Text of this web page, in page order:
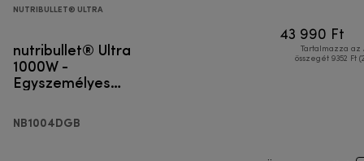
NUTRIBULLET® ULTRA
nutribullet® Ultra
1000W -
Egyszemélyes
NB1004DGB
43 990 Ft
Tartalmazza az
összegét 9352 Ft